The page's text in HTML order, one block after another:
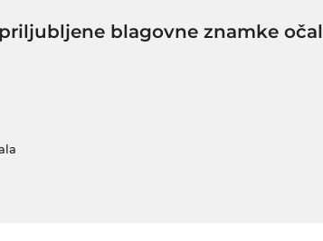
blagovne znamke očal